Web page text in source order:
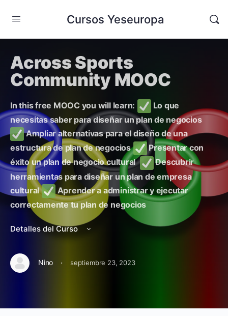
Cursos Yeseuropa
Across Sports
Community MOOC
In this free MOOC you will learn:
Lo que
necesitas saber para diseñar un plan de negocios
Ampliar alternativas para el diseño de una
estructura de plan de negocios
Presentar con
éxito un plan de negocio cultural
Descubrir
herramientas para diseñar un plan de empresa
cultural
Aprender a administrar y ejecutar
correctamente tu plan de negocios
Detalles del Curso
Nino · septiembre 23, 2023